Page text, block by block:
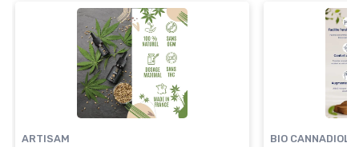
ARTISAM BIO CANNADIOL